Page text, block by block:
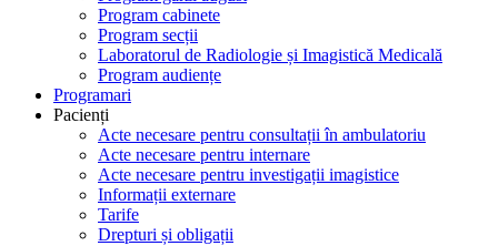
Program cabinete
Program secții
Laboratorul de Radiologie și Imagistică Medicală
Program audiențe
Programari
Pacienți
Acte necesare pentru consultații în ambulatoriu
Acte necesare pentru internare
Acte necesare pentru investigații imagistice
Informații externare
Tarife
Drepturi și obligații